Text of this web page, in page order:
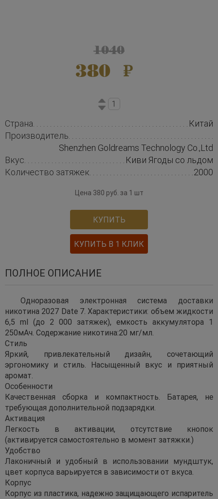
1040
380
Страна
Китай
Производитель
Shenzhen Goldreams Technology Co.,Ltd
Вкус
Киви Ягоды со льдом
Количество затяжек
2000
Цена 380 руб. за 1 шт
КУПИТЬ
КУПИТЬ В 1 КЛИК
ПОЛНОЕ ОПИСАНИЕ
Одноразовая электронная система доставки
никотина 2027 Date 7. Характеристики: объем жидкости
6,5 ml (до 2 000 затяжек), емкость аккумулятора 1
250мAч. Содержание никотина:20 мг/мл.
Стиль
Яркий, привлекательный дизайн, сочетающий
эргономику и стиль. Насыщенный вкус и приятный
аромат.
Особенности
Качественная сборка и компактность. Батарея, не
требующая дополнительной подзарядки.
Активация
Легкость в активации, отсутствие кнопок
(активируется самостоятельно в момент затяжки.)
Удобство
Лаконичный и удобный в использовании мундштук,
цвет корпуса варьируется в зависимости от вкуса.
Корпус
Корпус из пластика, надежно защищающего испаритель